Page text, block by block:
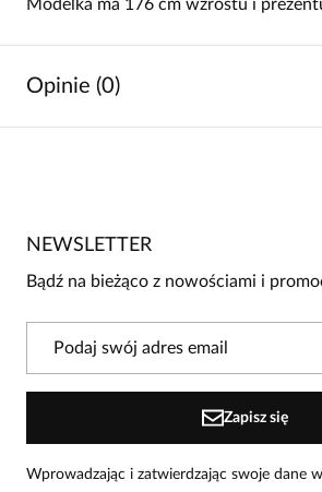
Modelka ma 176 cm wzrostu i
Opinie (0)
Bądź pierwszą osobą, która podzieli się
W naszej witrynie opinie mogą
NEWSLETTER
Bądź na bieżąco z nowościami i
Zapisz się
Wprowadzając i zatwierdzając swoje dane